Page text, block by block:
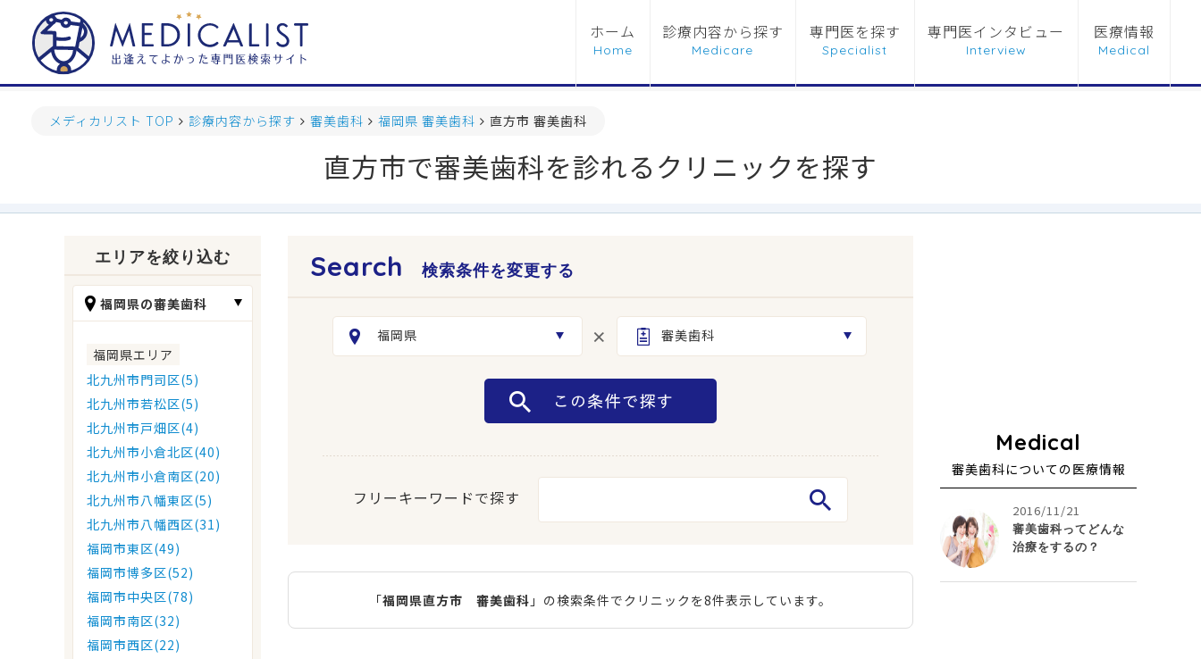
ホーム 診療内容から探す 専門医を探す 専門医インタビュー 医療情報
メディカリスト TOP 診療内容から探す 審美歯科 福岡県 審美歯科 直方市 審美歯科
直方市で審美歯科を診れるクリニックを探す
エリアを絞り込む
福岡県の審美歯科
福岡県エリア
北九州市門司区(5)
北九州市若松区(5)
北九州市戸畑区(4)
北九州市小倉北区(40)
北九州市小倉南区(20)
北九州市八幡東区(5)
北九州市八幡西区(31)
福岡市東区(49)
福岡市博多区(52)
福岡市中央区(78)
福岡市南区(32)
福岡市西区(22)
検索条件を変更する
福岡県 審美歯科
フリーキーワードで探す
「福岡県直方市 審美歯科 」の検索条件でクリニックを8件表示しています。
審美歯科についての医療情報
2016/11/21
審美歯科ってどんな
治療をするの？